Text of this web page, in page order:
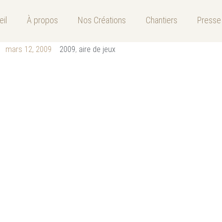
À propos Nos Créations Chantiers Presse
mars 12, 2009 2009, aire de jeux